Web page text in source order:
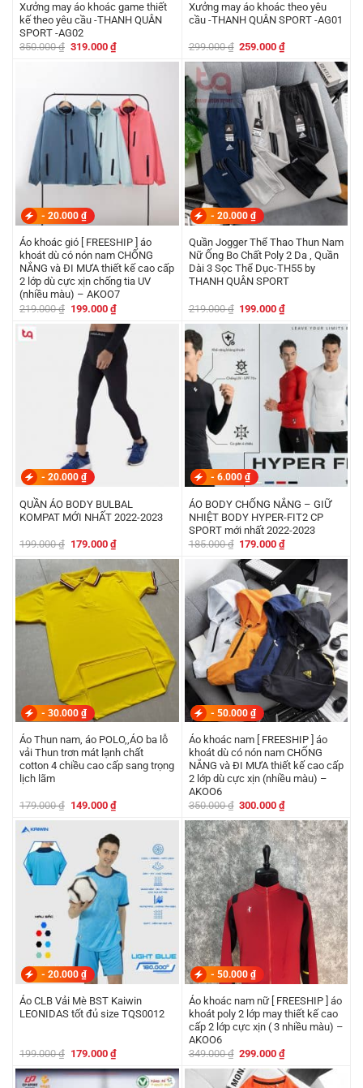
Xưởng may áo khoác game thiết
kế theo yêu cầu -THANH QUÂN
SPORT -AG02
350.000₫ Giá
319.000 ₫Giá
hiện
Xưởng may áo khoác theo yêu
cầu -THANH QUÂN SPORT -AG01
299.000₫ Giá
là:
299.000 ₫.
259.000₫Giá
tại
259.000 ₫.
- 20.000 ₫
Áo khoác gió [ FREESHIP ] áo
khoát dù có nón nam CHỐNG
NẮNG và ĐI MƯA thiết kế cao cấp
2 lớp dù cực xịn chống tia UV
(nhiều màu) – AKOO7
219.000₫ Giá
219.000 ₫.
199.000 ₫Giá
hiện
tại
là:
199.000 ₫.
- 20.000 ₫
Quần Jogger Thể Thao Thun Nam
Nữ Ống Bo Chất Poly 2 Da , Quần
Dài 3 Sọc Thể Dục-TH55 by
THANH QUÂN SPORT
219.000₫ Giá
là:
199.000₫Giá
tại
là:
199.000 ₫.
- 20.000 ₫
QUẦN ÁO BODY BULBAL
KOMPAT MỚI NHẤT 2022-2023
199.000₫ Giá
là:
199.000 ₫.
179.000 ₫Giá
hiện
tại
là:
179.000 ₫.
- 6.000 ₫
ÁO BODY CHỐNG NẮNG – GIỮ
NHIỆT BODY HYPER-FIT2 CP
SPORT mới nhất 2022-2023
185.000₫ Giá
là:
185.000 ₫.
179.000₫Giá
tại
là:
179.000 ₫.
- 30.000 ₫
Áo Thun nam, áo POLO,,ÁO ba lỗ
vải Thun trơn mát lạnh chất
cotton 4 chiều cao cấp sang trọng
lịch lãm
179.000₫ Giá
179.000 ₫.
149.000 ₫Giá
hiện
là:
149.000 ₫.
- 50.000 ₫
Áo khoác nam [ FREESHIP ] áo
khoát dù có nón nam CHỐNG
NẮNG và ĐI MƯA thiết kế cao cấp
2 lớp dù cực xịn (nhiều màu) –
AKOO6
350.000₫ Giá
là:
350.000 ₫.
300.000₫Giá
tại
là:
300.000 ₫.
- 20.000 ₫
Áo CLB Vải Mè BST Kaiwin
LEONIDAS tốt đủ size TQS0012
199.000₫ Giá
là:
199.000 ₫.
179.000 ₫Giá
hiện
tại
là:
- 50.000 ₫
Áo khoác nam nữ [ FREESHIP ] áo
khoát poly 2 lớp may thiết kế cao
cấp 2 lớp cực xịn ( 3 nhiều màu) –
AKOO6
349.000₫ Giá
là:
349.000 ₫.
299.000₫Giá
tại
là: